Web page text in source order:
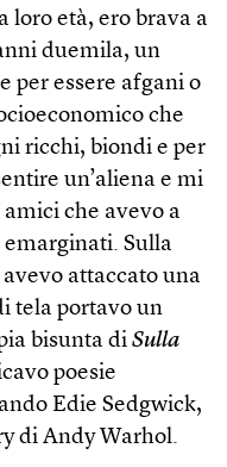
età, ero brava a
duemila, un
per essere afgani o
che
ricchi, biondi e per
un’aliena e mi
che avevo a
emarginati. Sulla
attaccato una
tela portavo un
bisunta di Sulla
poesie
Edie Sedgwick,
di Andy Warhol.